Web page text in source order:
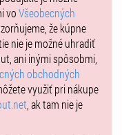
Zámok Pezinok
4 osoby alebo VIP
počas večera,
voVšeobecných
že kúpne
nie je možné uhradiť
ani inými spôsobmi,
obchodných
využiť pri nákupe
, ak tam nie je